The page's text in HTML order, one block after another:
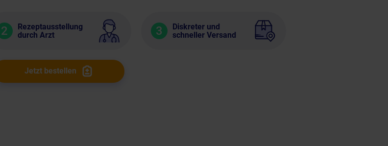
2
Rezeptausstellung
durch Arzt
3
Diskreter und
schneller Versand
Jetzt bestellen